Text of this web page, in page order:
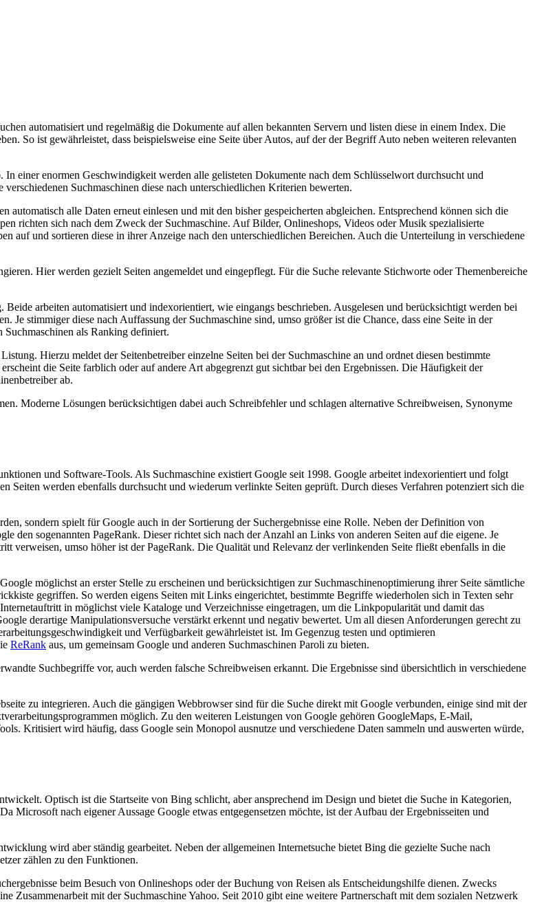
automatisiert und regelmäßig die Dokumente auf allen bekannten Servern und listen diese in einem Index. Die
So ist gewährleistet, dass beispielsweise eine Seite über Autos, auf der der Begriff Auto neben weiteren relevanten
einer enormen Geschwindigkeit werden alle gelisteten Dokumente nach dem Schlüsselwort durchsucht und
Suchmaschinen diese nach unterschiedlichen Kriterien bewerten.
alle Daten erneut einlesen und mit den bisher gespeicherten abgleichen. Entsprechend können sich die
richten sich nach dem Zweck der Suchmaschine. Auf Bilder, Onlineshops, Videos oder Musik spezialisierte
auf und sortieren diese in ihrer Anzeige nach den unterschiedlichen Bereichen. Auch die Unterteilung in verschiedene
Hier werden gezielt Seiten angemeldet und eingepflegt. Für die Suche relevante Stichworte oder Themenbereiche
arbeiten automatisiert und indexorientiert, wie eingangs beschrieben. Ausgelesen und berücksichtigt werden bei
Je stimmiger diese nach Auffassung der Suchmaschine sind, umso größer ist die Chance, dass eine Seite in der
als Ranking definiert.
Hierzu meldet der Seitenbetreiber einzelne Seiten bei der Suchmaschine an und ordnet diesen bestimmte
die Seite farblich oder auf andere Art abgegrenzt gut sichtbar bei den Ergebnissen. Die Häufigkeit der
ab.
Moderne Lösungen berücksichtigen dabei auch Schreibfehler und schlagen alternative Schreibweisen, Synonyme
und Software-Tools. Als Suchmaschine existiert Google seit 1998. Google arbeitet indexorientiert und folgt
Seiten werden ebenfalls durchsucht und wiederum verlinkte Seiten geprüft. Durch dieses Verfahren potenziert sich die
sondern spielt für Google auch in der Sortierung der Suchergebnisse eine Rolle. Neben der Definition von
den sogenannten PageRank. Dieser richtet sich nach der Anzahl an Links von anderen Seiten auf die eigene. Je
verweisen, umso höher ist der PageRank. Die Qualität und Relevanz der verlinkenden Seite fließt ebenfalls in die
möglichst an erster Stelle zu erscheinen und berücksichtigen zur Suchmaschinenoptimierung ihrer Seite sämtliche
gegriffen. So werden eigens Seiten mit Links eingerichtet, bestimmte Begriffe wiederholen sich in Texten sehr
in möglichst viele Kataloge und Verzeichnisse eingetragen, um die Linkpopularität und damit das
derartige Manipulationsversuche verstärkt erkennt und negativ bewertet. Um all diesen Anforderungen gerecht zu
und Verfügbarkeit gewährleistet ist. Im Gegenzug testen und optimieren
ReRank aus, um gemeinsam Google und anderen Suchmaschinen Paroli zu bieten.
Suchbegriffe vor, auch werden falsche Schreibweisen erkannt. Die Ergebnisse sind übersichtlich in verschiedene
zu integrieren. Auch die gängigen Webbrowser sind für die Suche direkt mit Google verbunden, einige sind mit der
möglich. Zu den weiteren Leistungen von Google gehören GoogleMaps, E-Mail,
Kritisiert wird häufig, dass Google sein Monopol ausnutze und verschiedene Daten sammeln und auswerten würde,
Optisch ist die Startseite von Bing schlicht, aber ansprechend im Design und bietet die Suche in Kategorien,
Microsoft nach eigener Aussage Google etwas entgegensetzen möchte, ist der Aufbau der Ergebnisseiten und
wird aber ständig gearbeitet. Neben der allgemeinen Internetsuche bietet Bing die gezielte Suche nach
zählen zu den Funktionen.
beim Besuch von Onlineshops oder der Buchung von Reisen als Entscheidungshilfe dienen. Zwecks
Zusammenarbeit mit der Suchmaschine Yahoo. Seit 2010 gibt eine weitere Partnerschaft mit dem sozialen Netzwerk